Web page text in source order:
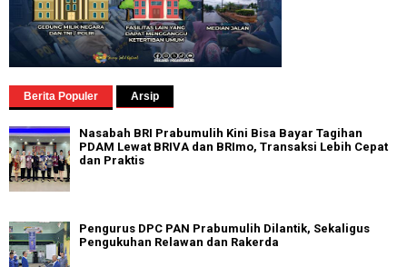
Berita Populer Arsip
Nasabah BRI Prabumulih Kini Bisa Bayar Tagihan
PDAM Lewat BRIVA dan BRImo, Transaksi Lebih Cepat
dan Praktis
Pengurus DPC PAN Prabumulih Dilantik, Sekaligus
Pengukuhan Relawan dan Rakerda